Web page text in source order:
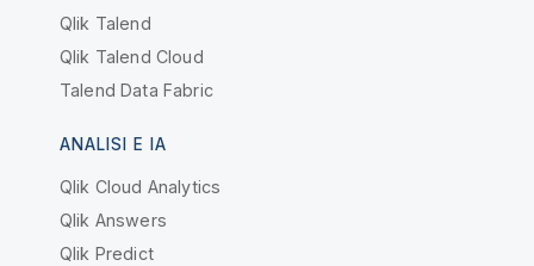
Qlik Talend
Qlik Talend Cloud
Talend Data Fabric
ANALISI E IA
Qlik Cloud Analytics
Qlik Answers
Qlik Predict